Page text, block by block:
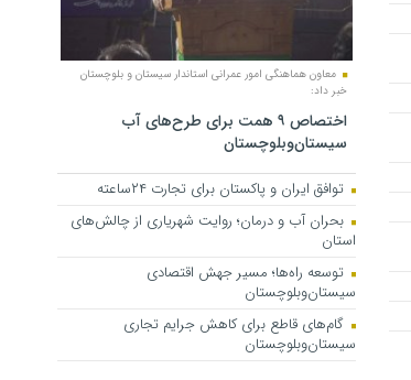
معاون هماهنگی امور عمرانی استاندار سیستان و بلوچستان
خبر داد:
اختصاص ۹ همت برای طرح‌های آب
سیستان‌وبلوچستان
توافق ایران و پاکستان برای تجارت ۲۴ساعته
بحران آب و درمان؛ روایت شهریاری از چالش‌های
استان
توسعه راه‌ها؛ مسیر جهش اقتصادی
سیستان‌وبلوچستان
گام‌های قاطع برای کاهش جرایم تجاری
سیستان‌وبلوچستان